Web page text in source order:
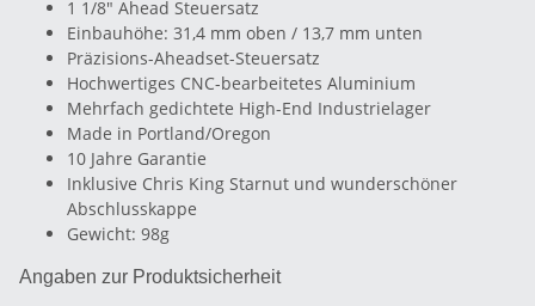
1 1/8" Ahead Steuersatz
Einbauhöhe: 31,4 mm oben / 13,7 mm unten
Präzisions-Aheadset-Steuersatz
Hochwertiges CNC-bearbeitetes Aluminium
Mehrfach gedichtete High-End Industrielager
Made in Portland/Oregon
10 Jahre Garantie
Inklusive Chris King Starnut und wunderschöner
Abschlusskappe
Gewicht: 98g
Angaben zur Produktsicherheit